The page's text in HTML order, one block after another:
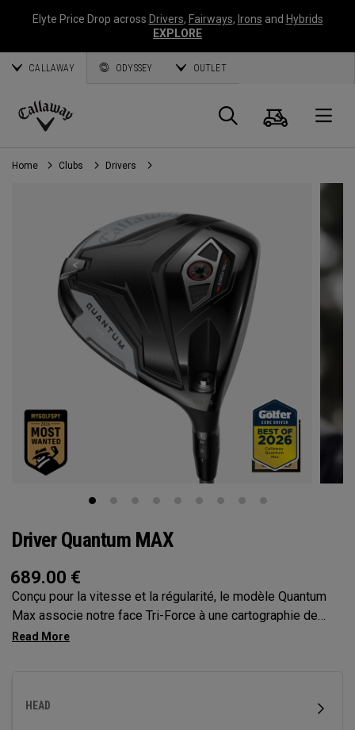
Elyte Price Drop across Drivers, Fairways, Irons and Hybrids
EXPLORE
CALLAWAY ODYSSEY OUTLET
Callaway
Golf
Panier
Home Clubs Drivers
Driver Quantum MAX
689.00 €
Conçu pour la vitesse et la régularité, le modèle Quantum
Max associe notre face Tri-Force à une cartographie de
face optimisée par l’IA de nouvelle génération, des
HEAD